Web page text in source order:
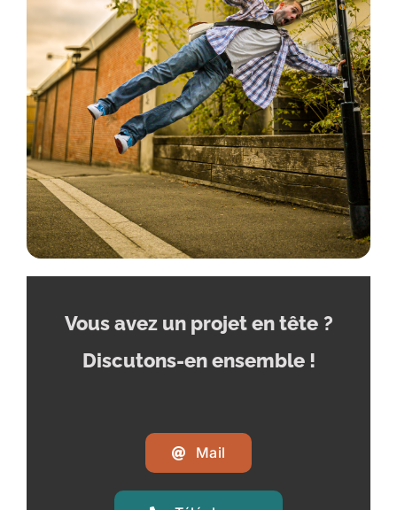
Vous avez un projet en tête ?
Discutons-en ensemble !
Mail